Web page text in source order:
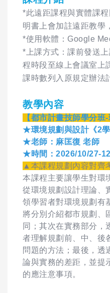
*此遠距課程與實體課
明書上會加註遠距教學
*使用軟體：Google
*上課方式：課前發送
程時段至線上會議室上
課時數列入原規定辦法
教學內容
【都市計畫技師學分班
★環境規劃與設計《2學
★老師：麻匡復 老師
★時間：2026/10/27-
▲本課程規劃內容對齊
本課程主要讓學生對環
從環境規劃設計理論、
領學習者對環境規劃有
將分別介紹都市規劃、
同；其次在實務部分，
者理解規劃前、中、後
問題的方法；最後，透
論與實務的差距，並提
的應注意事項。